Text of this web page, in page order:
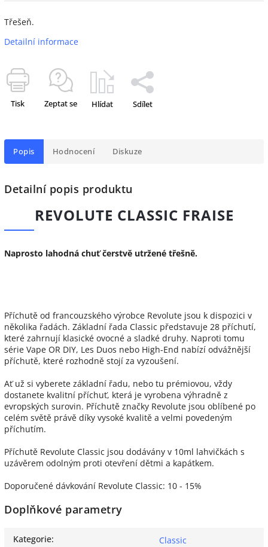
Třešeň.
Detailní informace
Tisk Zeptat se Hlídat Sdílet
Popis Hodnocení Diskuze
Detailní popis produktu
REVOLUTE CLASSIC FRAISE
Naprosto lahodná chuť čerstvě utržené třešně.
Příchutě od francouzského výrobce Revolute jsou k dispozici v
několika řadách. Základní řada Classic představuje 28 příchutí,
které zahrnují klasické ovocné a sladké druhy. Naproti tomu
série Vape OR DIY, Les Duos nebo High-End nabízí odvážnější
příchutě, které rozhodně stojí za vyzoušení.
Ať už si vyberete základní řadu, nebo tu prémiovou, vždy
dostanete kvalitní příchuť, která je vyrobena výhradně z
evropských surovin. Příchutě značky Revolute jsou oblíbené po
celém světě právě díky vysoké kvalitě a velmi povedeným
příchutím.
Příchutě Revolute Classic jsou dodávány v 10ml lahvičkách s
uzávěrem odolným proti otevření dětmi a kapátkem.
Doporučené dávkování Revolute Classic: 10 - 15%
Doplňkové parametry
Kategorie:
Classic